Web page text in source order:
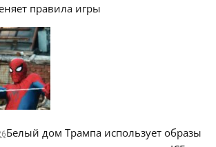
правила игры
Белый дом Трампа использует образы